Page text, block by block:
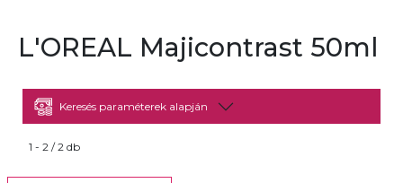
L'OREAL Majicontrast 50ml
Keresés paraméterek alapján
1 - 2 / 2 db